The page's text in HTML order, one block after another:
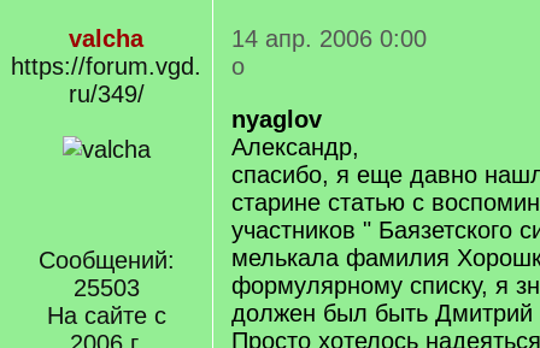
valcha
https://forum.vgd.
ru/349/
Сообщений:
25503
На сайте с
14 апр. 2006 0:00
о
nyaglov
Александр,
спасибо, я еще давно
старине статью с
участников " Баязетского
мелькала фамилия
формулярному списку, я
должен был быть
Просто хотелось